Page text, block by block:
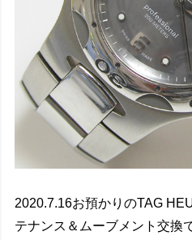
2020.7.16お預かりのTAG
テナンス＆ムーブメント交換